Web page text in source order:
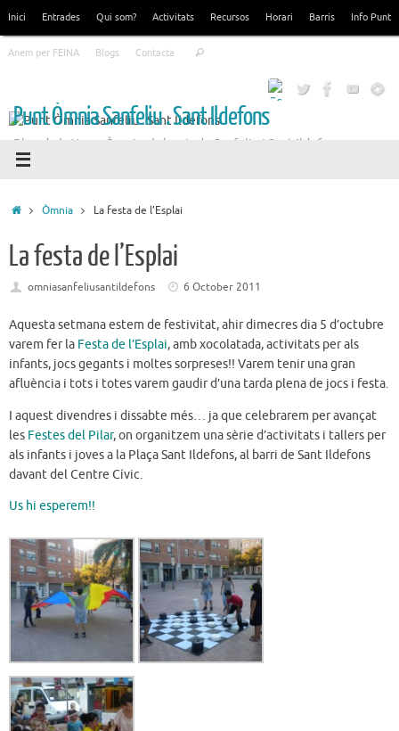
content
Inici Entrades Qui som? Activitats Recursos Horari Barris Info Punt
Anem per FEINA Blogs Contacta Search
Punt Òmnia Sanfeliu . Sant Ildefons
Blog de la Xarxa Òmnia als barris de Sanfeliu i Sant Ildefons
HomeÒmnia La festa de l’Esplai
La festa de l’Esplai
omniasanfeliusantildefons 6 October 2011
Aquesta setmana estem de festivitat, ahir dimecres dia 5 d’octubre
varem fer la Festa de l’Esplai, amb xocolatada, activitats per als
infants, jocs gegants i moltes sorpreses!! Varem tenir una gran
afluència i tots i totes varem gaudir d’una tarda plena de jocs i festa.
I aquest divendres i dissabte més… ja que celebrarem per avançat
les Festes del Pilar, on organitzem una sèrie d’activitats i tallers per
als infants i joves a la Plaça Sant Ildefons, al barri de Sant Ildefons
davant del Centre Cívic.
Us hi esperem!!